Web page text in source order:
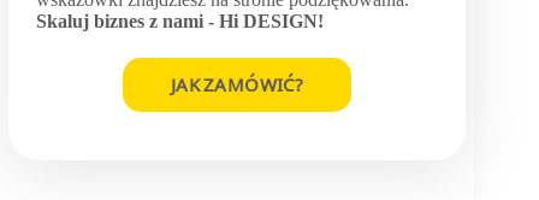
Skaluj biznes z nami - Hi DESIGN!
JAK ZAMÓWIĆ?